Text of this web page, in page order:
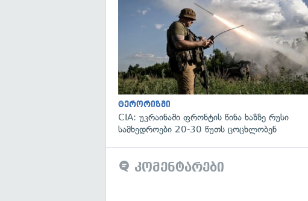
ტერორიზმი
CIA: უკრაინაში ფრონტის წინა ხაზზე რუსი
სამხედროები 20-30 წუთს ცოცხლობენ
კომენტარები